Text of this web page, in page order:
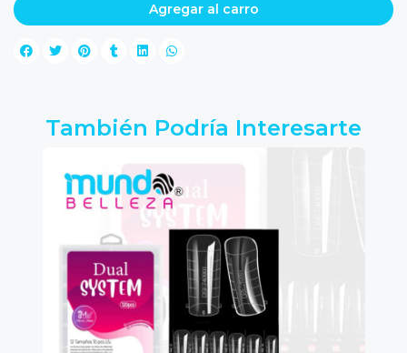
Agregar al carro
También Podría Interesarte